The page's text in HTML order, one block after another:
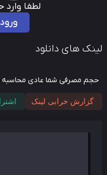
لطفا وارد
ورود
های دانلود
مصرفی شما عادی محاسبه
گزارش خرابی لینک اشتراک